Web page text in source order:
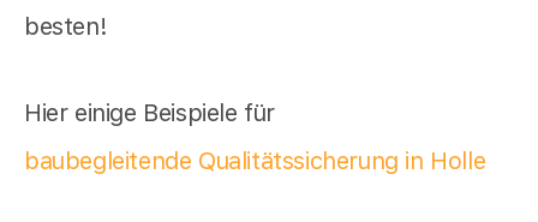
besten!
Hier einige Beispiele für
baubegleitende Qualitätssicherung in Holle